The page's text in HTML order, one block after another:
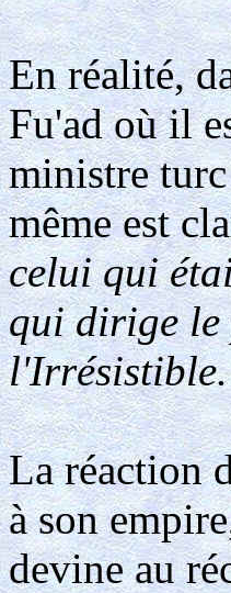
En réalité,
Fu'ad où il
ministre
même est
celui qui
qui dirige le
l'Irrésistible.
La réaction
à son
devine au